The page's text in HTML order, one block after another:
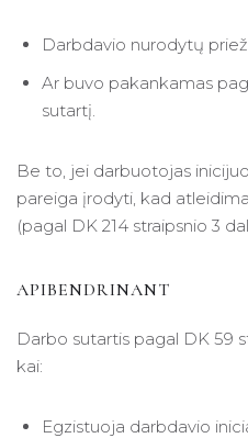
Darbdavio nurodytų
Ar buvo pakankamas
sutartį.
Be to, jei darbuotojas
pareiga įrodyti, kad
(pagal DK 214 straipsnio 3
APIBENDRINANT
Darbo sutartis pagal DK 59
kai:
Egzistuoja darbdavio